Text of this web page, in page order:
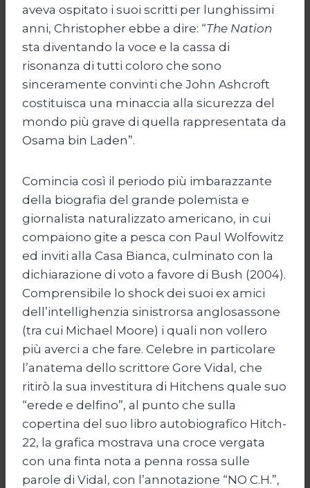
aveva ospitato i suoi scritti per lunghissimi
anni, Christopher ebbe a dire: “The Nation
sta diventando la voce e la cassa di
risonanza di tutti coloro che sono
sinceramente convinti che John Ashcroft
costituisca una minaccia alla sicurezza del
mondo più grave di quella rappresentata da
Osama bin Laden”.
Comincia così il periodo più imbarazzante
della biografia del grande polemista e
giornalista naturalizzato americano, in cui
compaiono gite a pesca con Paul Wolfowitz
ed inviti alla Casa Bianca, culminato con la
dichiarazione di voto a favore di Bush (2004).
Comprensibile lo shock dei suoi ex amici
dell’intellighenzia sinistrorsa anglosassone
(tra cui Michael Moore) i quali non vollero
più averci a che fare. Celebre in particolare
l’anatema dello scrittore Gore Vidal, che
ritirò la sua investitura di Hitchens quale suo
“erede e delfino”, al punto che sulla
copertina del suo libro autobiografico Hitch-
22, la grafica mostrava una croce vergata
con una finta nota a penna rossa sulle
parole di Vidal, con l’annotazione “NO C.H.”,